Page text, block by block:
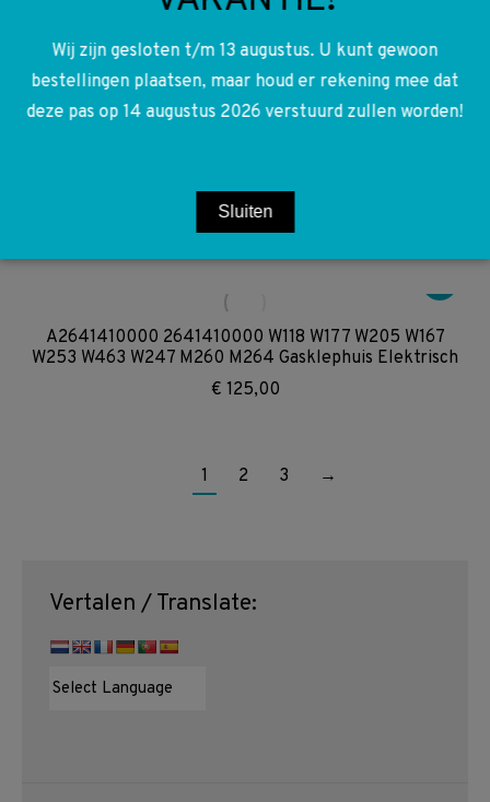
A2649061200 2649061200 W118 W177 W205 W167
W253 W463 W247 M260 M264 Bobine
30,00
W253 W463 W247 M260 M264 Vacuümpomp
Vacumpomp
€95,00
A2641410000 2641410000 W118 W177 W205 W167
W253 W463 W247 M260 M264 Gasklephuis Elektrisch
€ 125,00
1 2 3 →
Vertalen / Translate:
Wij zijn gesloten t/m 13 augustus. U kunt gewoon
bestellingen plaatsen, maar houd er rekening mee dat
deze pas op 14 augustus 2026 verstuurd zullen worden!
Sluiten